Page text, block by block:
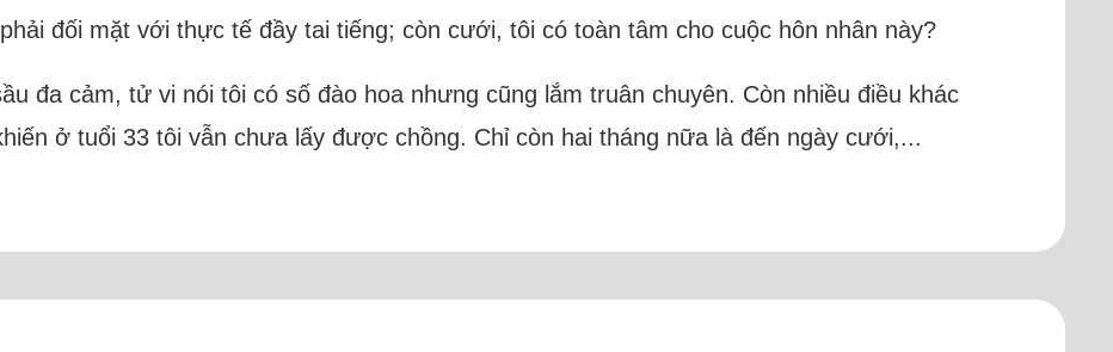
đối mặt với thực tế đầy tai tiếng; còn cưới, tôi có toàn tâm cho cuộc hôn nhân này?
đa cảm, tử vi nói tôi có số đào hoa nhưng cũng lắm truân chuyên. Còn nhiều điều khác
ở tuổi 33 tôi vẫn chưa lấy được chồng. Chỉ còn hai tháng nữa là đến ngày cưới,...